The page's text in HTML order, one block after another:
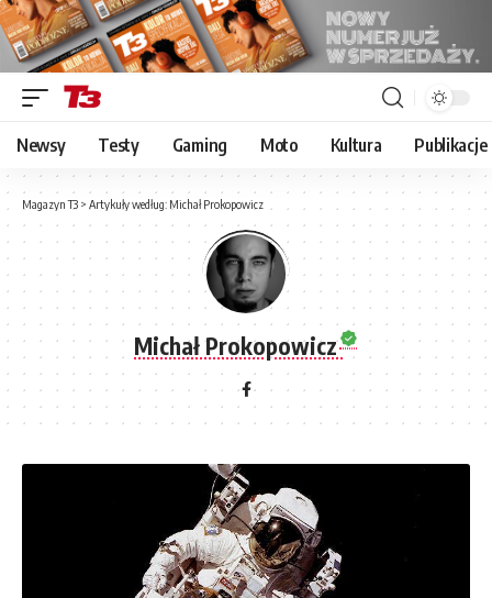
Newsy Testy Gaming Moto Kultura Publikacje
Magazyn T3 > Artykuły według: Michał Prokopowicz
Michał Prokopowicz